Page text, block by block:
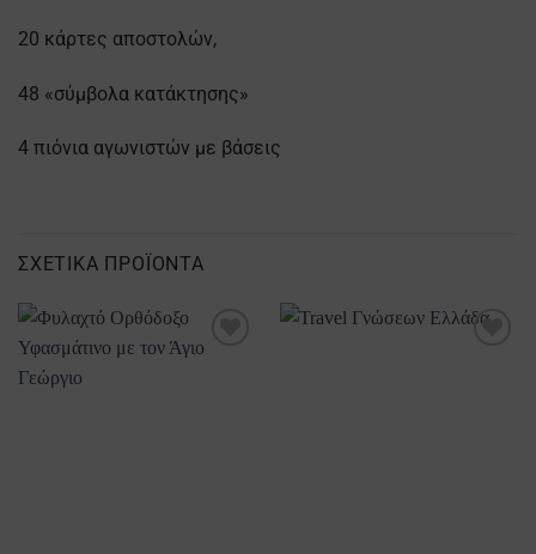
20 κάρτες αποστολών,
48 «σύμβολα κατάκτησης»
4 πιόνια αγωνιστών με βάσεις
ΣΧΕΤΙΚΆ ΠΡΟΪΌΝΤΑ
Προσθήκη